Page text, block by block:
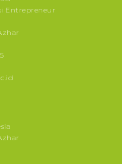
Entrepreneur